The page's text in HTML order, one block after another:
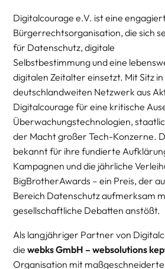
Digitalcourage e.V. ist eine
Bürgerrechtsorganisation, die sich
für Datenschutz, digitale
Selbstbestimmung und eine
digitalen Zeitalter einsetzt. Mit Sitz
deutschlandweiten Netzwerk aus
Digitalcourage für eine kritische
Überwachungstechnologien,
der Macht großer Tech-Konzerne.
bekannt für ihre fundierte
Kampagnen und die jährliche
BigBrotherAwards – ein Preis, der
Bereich Datenschutz aufmerksam
gesellschaftliche Debatten anstößt.
Als langjähriger Partner von
diewebks GmbH – websolutions
Organisation mit